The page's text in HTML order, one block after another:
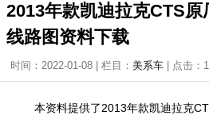
2013年款凯迪拉克CTS原
线路图资料下载
时间：2022-01-08 | 栏目： 美系车 | 点击：
本资料提供了2013年款凯迪拉克